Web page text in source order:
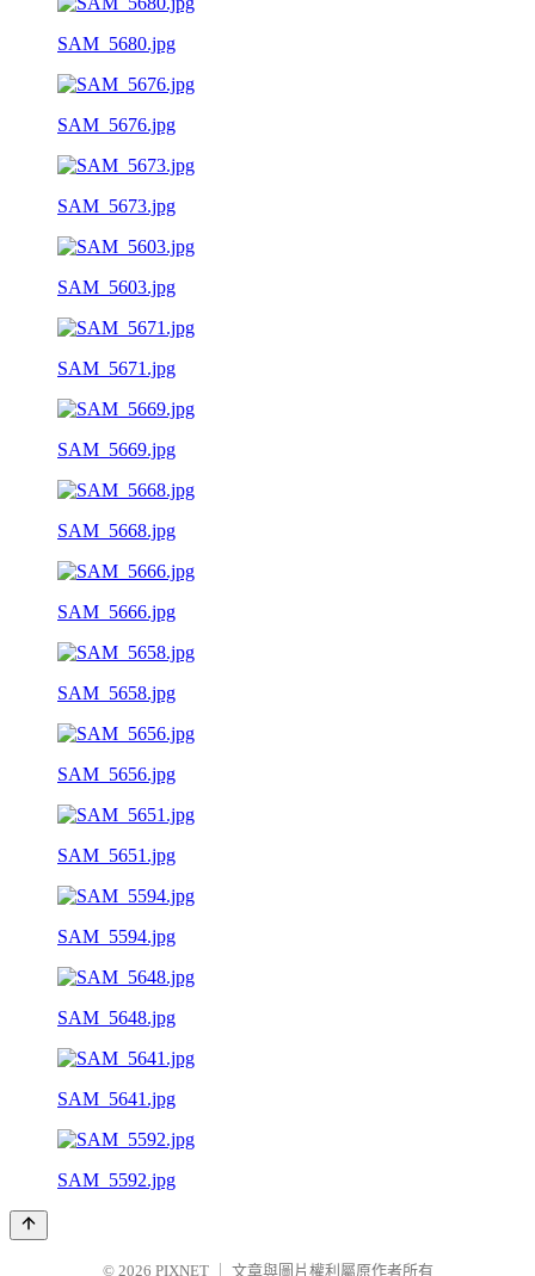
SAM_5680.jpg
SAM_5676.jpg
SAM_5673.jpg
SAM_5603.jpg
SAM_5671.jpg
SAM_5669.jpg
SAM_5668.jpg
SAM_5666.jpg
SAM_5658.jpg
SAM_5656.jpg
SAM_5651.jpg
SAM_5594.jpg
SAM_5648.jpg
SAM_5641.jpg
SAM_5592.jpg
© 2026 PIXNET 文章與圖片權利屬原作者所有